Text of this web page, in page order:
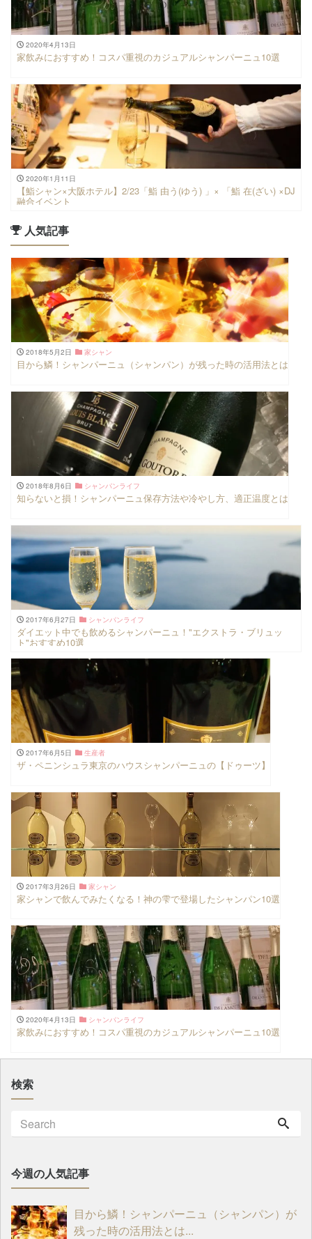
2020年4月13日
家飲みにおすすめ！コスパ重視のカジュアルシャンパーニュ10選
2020年1月11日
【鮨シャン×大阪ホテル】2/23「鮨 由う(ゆう) 」× 「鮨 在(ざい) ×DJ
融合イベント
人気記事
2018年5月2日 家シャン
目から鱗！シャンパーニュ（シャンパン）が残った時の活用法とは
2018年8月6日 シャンパンライフ
知らないと損！シャンパーニュ保存方法や冷やし方、適正温度とは
2017年6月27日 シャンパンライフ
ダイエット中でも飲めるシャンパーニュ！"エクストラ・ブリュッ
ト"おすすめ10選
2017年6月5日 生産者
ザ・ペニンシュラ東京のハウスシャンパーニュの【ドゥーツ】
2017年3月26日 家シャン
家シャンで飲んでみたくなる！神の雫で登場したシャンパン10選
2020年4月13日 シャンパンライフ
家飲みにおすすめ！コスパ重視のカジュアルシャンパーニュ10選
検索
今週の人気記事
目から鱗！シャンパーニュ（シャンパン）が
残った時の活用法とは...